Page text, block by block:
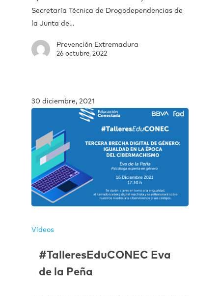
Secretaría Técnica de Drogodependencias de
la Junta de…
Prevención Extremadura
26 octubre, 2022
30 diciembre, 2021
Vídeos
#TalleresEduCONEC Eva
de la Peña